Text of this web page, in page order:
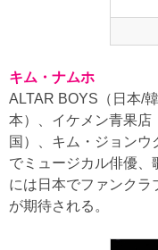
キム・ナムホ
ALTAR BOYS（日本/
本）、イケメン青果店
国）、キム・ジョンウ
でミュージカル俳優
には日本でファンクラ
が期待される。